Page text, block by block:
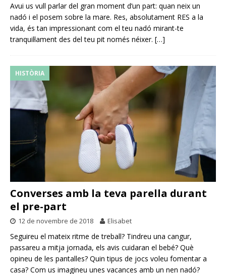
Avui us vull parlar del gran moment d’un part: quan neix un
nadó i el posem sobre la mare. Res, absolutament RES a la
vida, és tan impressionant com el teu nadó mirant-te
tranquil·lament des del teu pit només néixer. […]
HISTÒRIA
Converses amb la teva parella durant
el pre-part
12 de novembre de 2018 Elisabet
Seguireu el mateix ritme de treball? Tindreu una cangur,
passareu a mitja jornada, els avis cuidaran el bebé? Què
opineu de les pantalles? Quin tipus de jocs voleu fomentar a
casa? Com us imagineu unes vacances amb un nen nadó?